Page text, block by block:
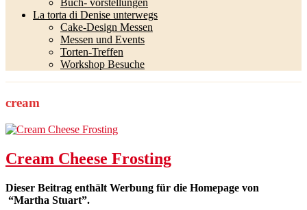
Buch- vorstellungen
La torta di Denise unterwegs
Cake-Design Messen
Messen und Events
Torten-Treffen
Workshop Besuche
cream
Cream Cheese Frosting
Dieser Beitrag enthält Werbung für die Homepage von
“Martha Stuart”.